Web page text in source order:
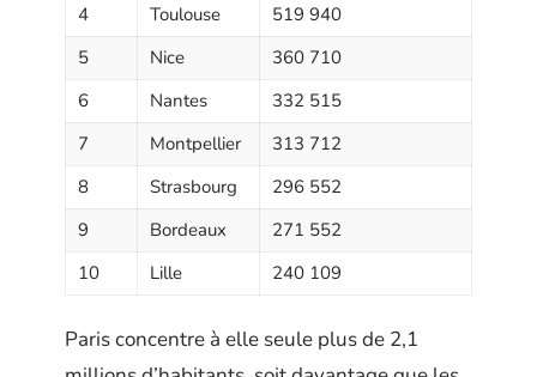
4
Toulouse
519 940
5
Nice
360 710
6
Nantes
332 515
7
Montpellier
313 712
8
Strasbourg
296 552
9
Bordeaux
271 552
10
Lille 240 109
Paris concentre à elle seule plus de 2,1